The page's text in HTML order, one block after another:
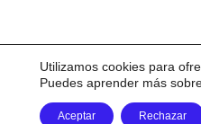
Utilizamos cookies para
Puedes aprender más
Aceptar Rechazar